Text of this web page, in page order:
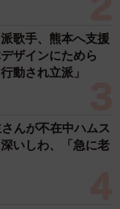
ふえんって何だ
といったタイト
「ぼくの使って
）ぼくの毎日の
膚炎を抱える小
とが窺えます。
歌手、熊本へ支援
ザインにためら
動され立派」
んが不在中ハムス
いしわ、「急に老